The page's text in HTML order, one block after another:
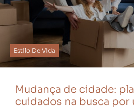
Estilo De Vida
Mudança de cidade:
cuidados na busca por